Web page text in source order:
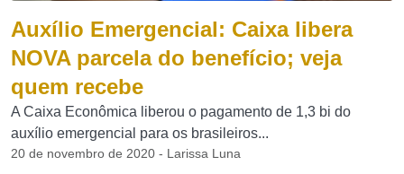
Auxílio Emergencial: Caixa libera
NOVA parcela do benefício; veja
quem recebe
A Caixa Econômica liberou o pagamento de 1,3 bi do
auxílio emergencial para os brasileiros...
20 de novembro de 2020 - Larissa Luna